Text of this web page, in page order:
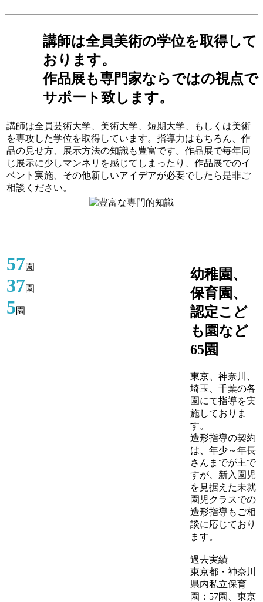
講師は全員美術の学位を取得して
おります。
作品展も専門家ならではの視点で
サポート致します。
講師は全員芸術大学、美術大学、短期大学、もしくは美術
を専攻した学位を取得しています。指導力はもちろん、作
品の見せ方、展示方法の知識も豊富です。作品展で毎年同
じ展示に少しマンネリを感じてしまったり、作品展でのイ
ベント実施、その他新しいアイデアが必要でしたら是非ご
相談ください。
57園
37園
5園
幼稚園、
保育園、
認定こど
も園など
65園
東京、神奈川、
埼玉、千葉の各
園にて指導を実
施しておりま
す。
造形指導の契約
は、年少～年長
さんまでが主で
すが、新入園児
を見据えた未就
園児クラスでの
造形指導もご相
談に応じており
ます。
過去実績
東京都・神奈川
県内私立保育
園：57園、東京